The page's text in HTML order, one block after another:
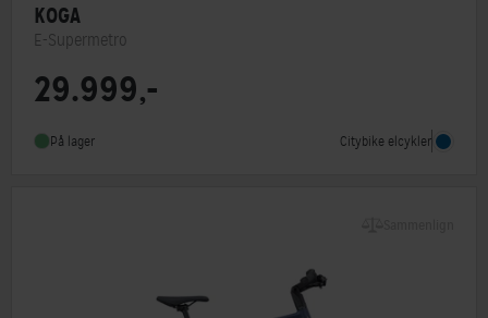
KOGA
E-Supermetro
Motorplacering
Stelmateriale
Aluminium
29.999,-
På lager Citybike elcykler